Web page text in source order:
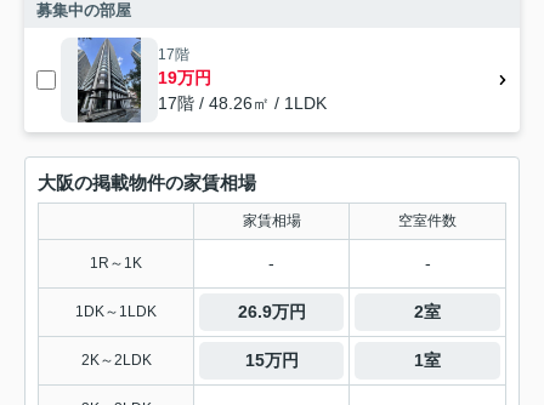
募集中の部屋
17階
19万円
17階 / 48.26㎡ / 1LDK
大阪の掲載物件の家賃相場
家賃相場 空室件数
1R～1K - -
1DK～1LDK 26.9万円 2室
2K～2LDK 15万円 1室